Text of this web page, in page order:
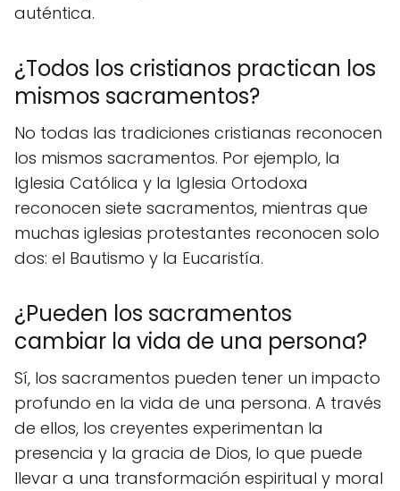
auténtica.
¿Todos los cristianos practican los
mismos sacramentos?
No todas las tradiciones cristianas reconocen
los mismos sacramentos. Por ejemplo, la
Iglesia Católica y la Iglesia Ortodoxa
reconocen siete sacramentos, mientras que
muchas iglesias protestantes reconocen solo
dos: el Bautismo y la Eucaristía.
¿Pueden los sacramentos
cambiar la vida de una persona?
Sí, los sacramentos pueden tener un impacto
profundo en la vida de una persona. A través
de ellos, los creyentes experimentan la
presencia y la gracia de Dios, lo que puede
llevar a una transformación espiritual y moral